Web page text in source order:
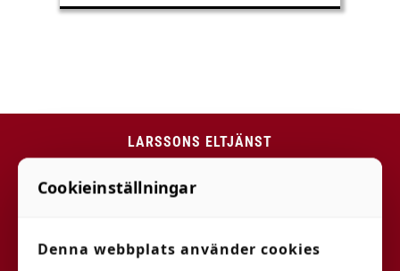
LARSSONS ELTJÄNST
Vi är Er kompletta leverantör av tjänster och
tvättutrustning, Medicinteknik samt
Cookieinställningar
Denna webbplats använder cookies